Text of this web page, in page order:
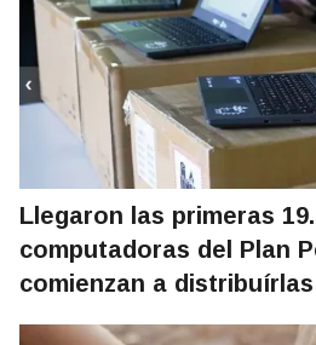
Llegaron las primeras
computadoras del Plan
comienzan a distribuírlas